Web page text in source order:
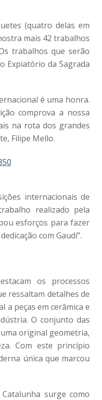
(quatro delas em
mais 42 trabalhos
trabalhos que serão
Expiatório da Sagrada
é uma honra.
comprova a nossa
na rota dos grandes
Filipe Mello.
internacionais de
realizado pela
esforços para fazer
com Gaudí”.
os processos
ressaltam detalhes de
a peças em cerâmica e
O conjunto das
original geometria,
Com este princípio
única que marcou
surge como